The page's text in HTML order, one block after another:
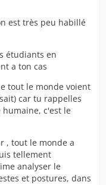
est très peu habillé
étudiants en
a ton cas
tout le monde voient
car tu rappelles
c'est le
, tout le monde a
tellement
analyser le
et postures, dans